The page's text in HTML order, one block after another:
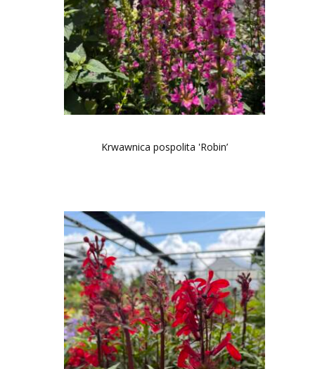
Krwawnica pospolita 'Robin’